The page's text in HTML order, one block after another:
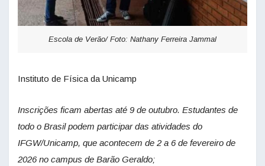
Escola de Verão/ Foto: Nathany Ferreira Jammal
Instituto de Física da Unicamp
Inscrições ficam abertas até 9 de outubro. Estudantes de
todo o Brasil podem participar das atividades do
IFGW/Unicamp, que acontecem de 2 a 6 de fevereiro de
2026 no campus de Barão Geraldo;